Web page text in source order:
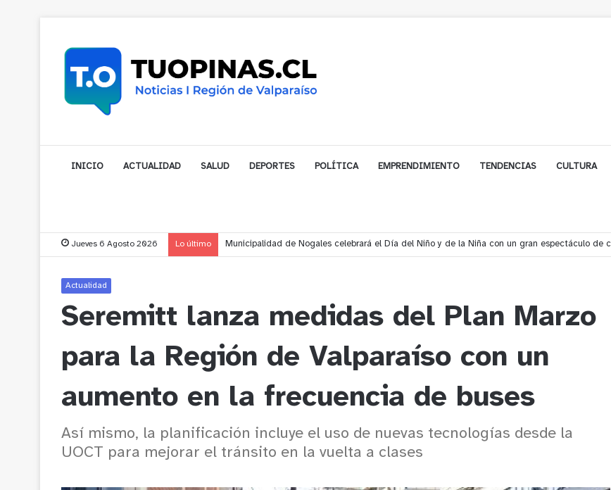
INICIO ACTUALIDAD SALUD DEPORTES POLÍTICA EMPRENDIMIENTO TENDENCIAS CULTURA
Jueves 6 Agosto 2026 Lo último Cerro Mauco: Bomberos rescata a dos jóvenes que se desorientaron durante una caminata
Actualidad
Seremitt lanza medidas del Plan Marzo
para la Región de Valparaíso con un
aumento en la frecuencia de buses
Así mismo, la planificación incluye el uso de nuevas tecnologías desde la
UOCT para mejorar el tránsito en la vuelta a clases